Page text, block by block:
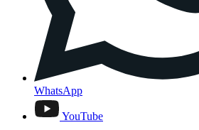
WhatsApp
YouTube